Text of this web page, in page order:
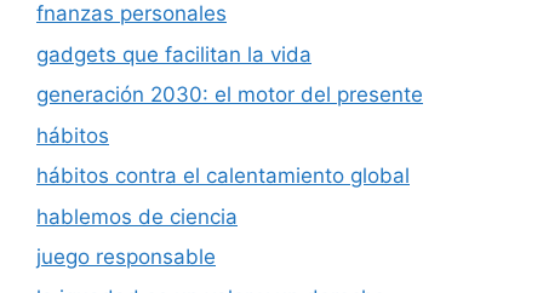
fnanzas personales
gadgets que facilitan la vida
generación 2030: el motor del presente
hábitos
hábitos contra el calentamiento global
hablemos de ciencia
juego responsable